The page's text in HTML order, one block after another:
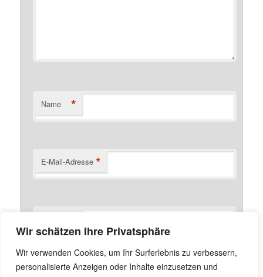
Wir schätzen Ihre Privatsphäre
Wir verwenden Cookies, um Ihr Surferlebnis zu verbessern,
personalisierte Anzeigen oder Inhalte einzusetzen und
Name *
E-Mail-Adresse *
Name, E-Mail-Adresse und Website in diesem Browser
für meinen nächsten Kommentar speichern.